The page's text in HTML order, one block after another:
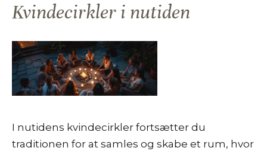
Kvindecirkler i nutiden
I nutidens kvindecirkler fortsætter du
traditionen for at samles og skabe et rum, hvor